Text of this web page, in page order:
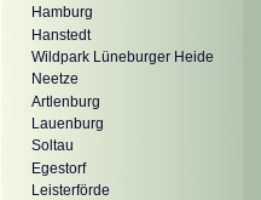
Hamburg
Hanstedt
Wildpark Lüneburger Heide
Neetze
Artlenburg
Lauenburg
Soltau
Egestorf
Leisterförde